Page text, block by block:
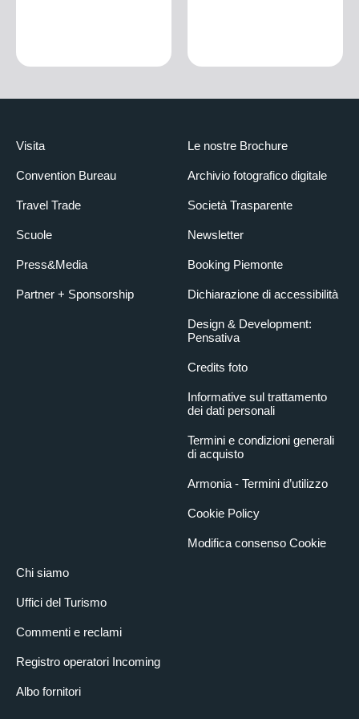
Visita
Convention Bureau
Travel Trade
Scuole
Press&Media
Partner + Sponsorship
Chi siamo
Uffici del Turismo
Commenti e reclami
Registro operatori Incoming
Albo fornitori
Le nostre Brochure
Archivio fotografico digitale
Società Trasparente
Newsletter
Booking Piemonte
Dichiarazione di accessibilità
Design & Development:
Pensativa
Credits foto
Informative sul trattamento
dei dati personali
Termini e condizioni generali
di acquisto
Armonia - Termini d’utilizzo
Cookie Policy
Modifica consenso Cookie